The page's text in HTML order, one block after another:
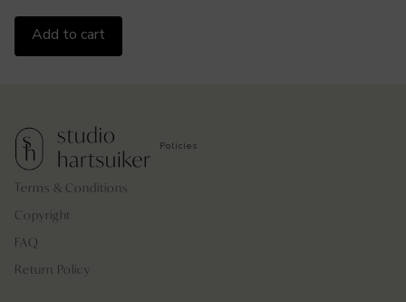
Illustratie
Fattoria
Cinciano,
Add to cart
Policies
Terms & Conditions
Copyright
FAQ
Return Policy